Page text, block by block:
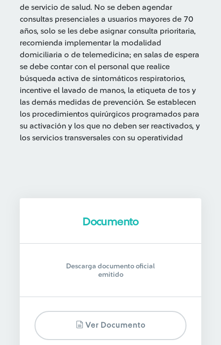
de servicio de salud. No se deben agendar
consultas presenciales a usuarios mayores de 70
años, solo se les debe asignar consulta prioritaria,
recomienda implementar la modalidad
domiciliaria o de telemedicina; en salas de espera
se debe contar con el personal que realice
búsqueda activa de sintomáticos respiratorios,
incentive el lavado de manos, la etiqueta de tos y
las demás medidas de prevención. Se establecen
los procedimientos quirúrgicos programados para
su activación y los que no deben ser reactivados, y
los servicios transversales con su operatividad
Documento
Descarga documento oficial
emitido
Ver Documento